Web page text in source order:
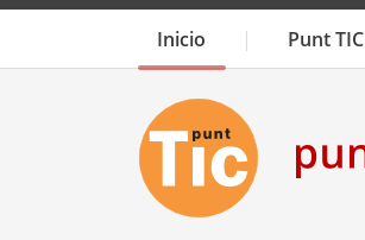
Inicio Punt TIC